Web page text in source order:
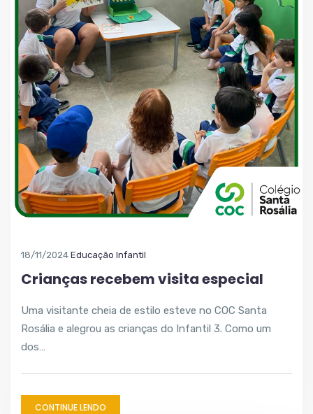
18/11/2024 Educação Infantil
Crianças recebem visita especial
Uma visitante cheia de estilo esteve no COC Santa
Rosália e alegrou as crianças do Infantil 3. Como um
dos…
CONTINUE LENDO